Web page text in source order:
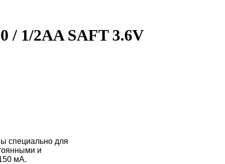
/ 1/2AA SAFT 3.6V
специально для
и
мА.